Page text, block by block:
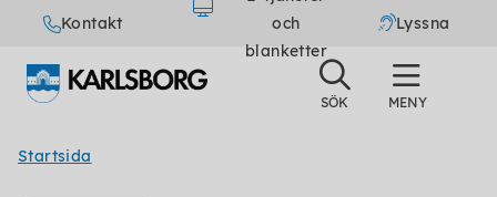
Kontakt
och
blanketter
Lyssna
Startsida